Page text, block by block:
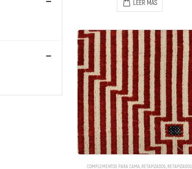
LEER MÁS
COMPLEMENTOS PARA CAMA,RETAPIZADOS,RETAPIZADOS